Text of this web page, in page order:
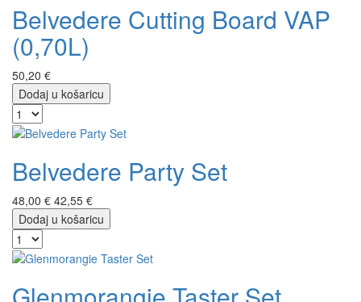
Belvedere Cutting Board VAP
(0,70L)
50,20 €
Dodaj u košaricu
Belvedere Party Set
48,00 € 42,55 €
Dodaj u košaricu